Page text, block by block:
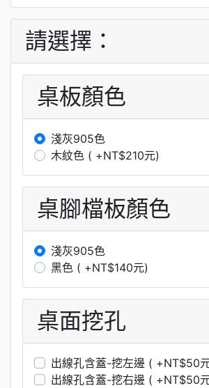
請選擇：
桌板顏色
淺灰905色
木紋色 ( +NT$210元)
桌腳檔板顏色
淺灰905色
黑色 ( +NT$140元)
桌面挖孔
出線孔含蓋-挖左邊 ( +NT$50
出線孔含蓋-挖右邊 ( +NT$50